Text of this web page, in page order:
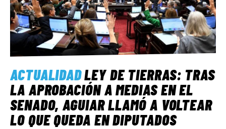
ACTUALIDADLEY DE TIERRAS: TRAS
LA APROBACIÓN A MEDIAS EN EL
SENADO, AGUIAR LLAMÓ A VOLTEAR
LO QUE QUEDA EN DIPUTADOS